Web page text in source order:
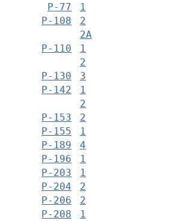
Р-77
1
Р-108
2
2А
Р-110
1
2
Р-130
3
Р-142
1
2
Р-153
2
Р-155
1
Р-189
4
Р-196
1
Р-203
1
Р-204
2
Р-206
2
Р-208
1